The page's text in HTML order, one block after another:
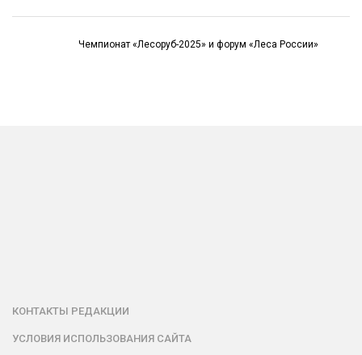
Чемпионат «Лесоруб-2025» и форум «Леса России»
КОНТАКТЫ РЕДАКЦИИ
УСЛОВИЯ ИСПОЛЬЗОВАНИЯ САЙТА